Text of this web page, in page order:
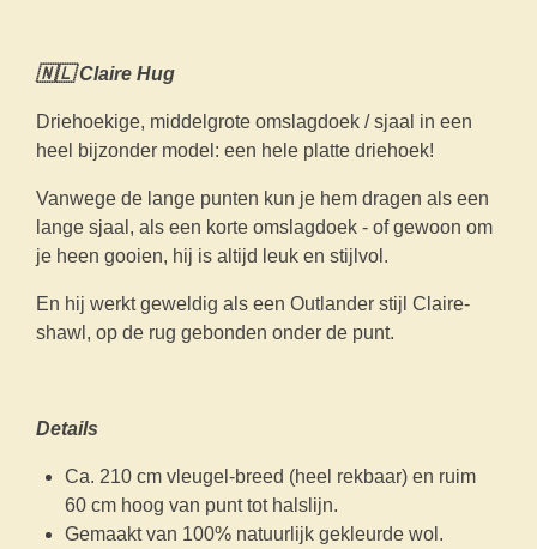
🇳🇱 Claire Hug
Driehoekige, middelgrote omslagdoek / sjaal in een
heel bijzonder model: een hele platte driehoek!
Vanwege de lange punten kun je hem dragen als een
lange sjaal, als een korte omslagdoek - of gewoon om
je heen gooien, hij is altijd leuk en stijlvol.
En hij werkt geweldig als een Outlander stijl Claire-
shawl, op de rug gebonden onder de punt.
Details
Ca. 210 cm vleugel-breed (heel rekbaar) en ruim
60 cm hoog van punt tot halslijn.
Gemaakt van 100% natuurlijk gekleurde wol.